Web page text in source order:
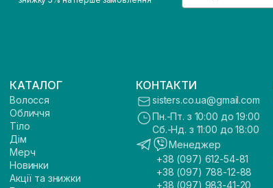
КАТАЛОГ
Волосся
Обличчя
Тіло
Дім
Мерч
Новинки
Акції та знижки
КОНТАКТИ
sisters.co.ua@gmail.com
Пн.-Пт. з 10:00 до 19:00
Сб.-Нд. з 11:00 до 18:00
Менеджер
+38 (097) 612-54-81
+38 (097) 788-12-88
+38 (097) 983-41-20